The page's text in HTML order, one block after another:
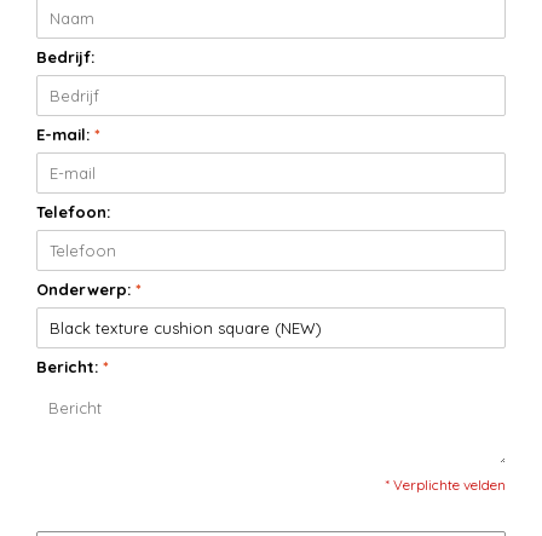
Bedrijf:
E-mail: *
Telefoon:
Onderwerp: *
Bericht: *
* Verplichte velden